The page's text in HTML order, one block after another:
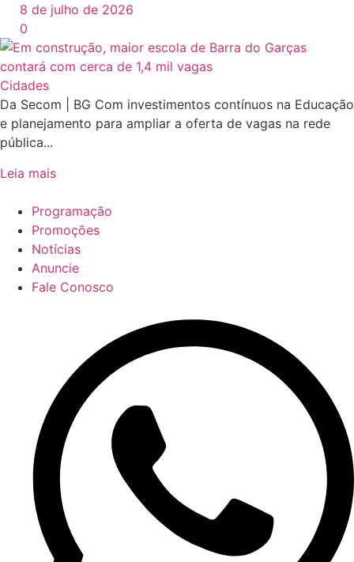
8 de julho de 2026
0
Cidades
Da Secom | BG Com investimentos contínuos na Educação
e planejamento para ampliar a oferta de vagas na rede
pública...
Leia mais
Programação
Promoções
Notícias
Anuncie
Fale Conosco